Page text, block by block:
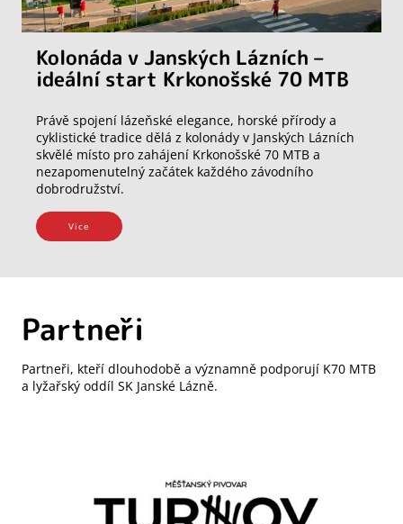
Kolonáda v Janských Lázních –
ideální start Krkonošské 70 MTB
Právě spojení lázeňské elegance, horské přírody a
cyklistické tradice dělá z kolonády v Janských Lázních
skvělé místo pro zahájení Krkonošské 70 MTB a
nezapomenutelný začátek každého závodního
dobrodružství.
Vice
Partneři
Partneři, kteří dlouhodobě a významně podporují K70 MTB
a lyžařský oddíl SK Janské Lázně.